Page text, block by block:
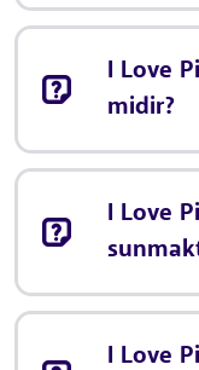
I Love
midir?
I Love
I Love